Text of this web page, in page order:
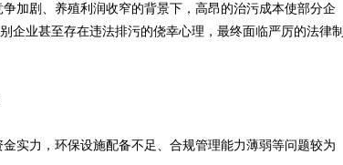
加剧、养殖利润收窄的背景下，高昂的治污成本使部分企
企业甚至存在违法排污的侥幸心理，最终面临严厉的法律制
力，环保设施配备不足、合规管理能力薄弱等问题较为